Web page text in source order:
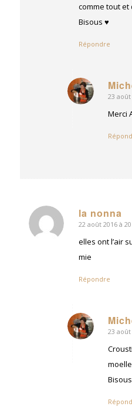
comme tout
Bisous ♥
Répondre
dit
23 août
Merci
la nonna
dit
:
22 août 2016 à
elles ont l’air
mie
Répondre
dit
23 août